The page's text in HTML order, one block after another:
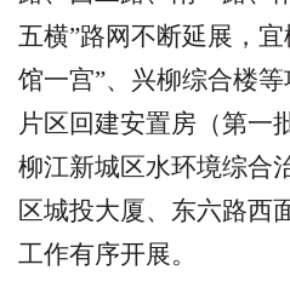
五横”路网不断延展，宜
馆一宫”、兴柳综合楼
片区回建安置房（第一
柳江新城区水环境综合
区城投大厦、东六路西
工作有序开展。